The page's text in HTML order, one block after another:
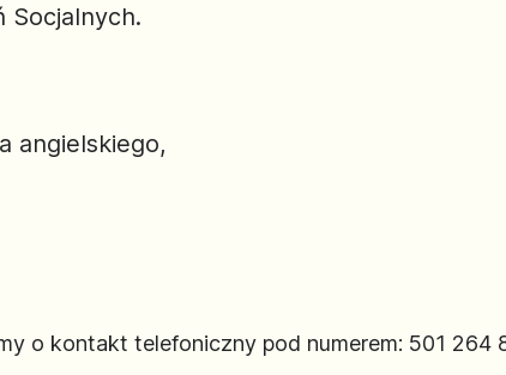
Socjalnych.
angielskiego,
o kontakt telefoniczny pod numerem: 501 264